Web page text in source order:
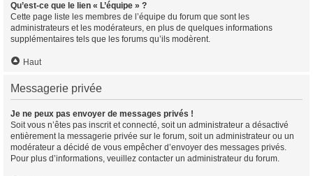
Qu’est-ce que le lien « L’équipe » ?
Cette page liste les membres de l’équipe du forum que sont les
administrateurs et les modérateurs, en plus de quelques informations
supplémentaires tels que les forums qu’ils modèrent.
Haut
Messagerie privée
Je ne peux pas envoyer de messages privés !
Soit vous n’êtes pas inscrit et connecté, soit un administrateur a désactivé
entièrement la messagerie privée sur le forum, soit un administrateur ou un
modérateur a décidé de vous empêcher d’envoyer des messages privés.
Pour plus d’informations, veuillez contacter un administrateur du forum.